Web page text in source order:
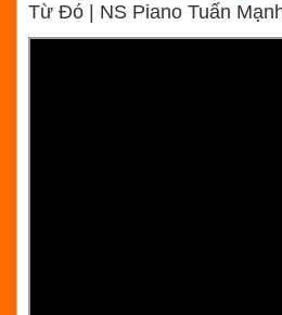
Từ Đó | NS Piano Tuấn